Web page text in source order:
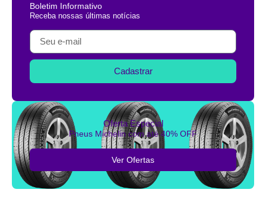
Boletim Informativo
Receba nossas últimas notícias
Cadastrar
Oferta Especial
Pneus Michelin com até 40% OFF
Ver Ofertas